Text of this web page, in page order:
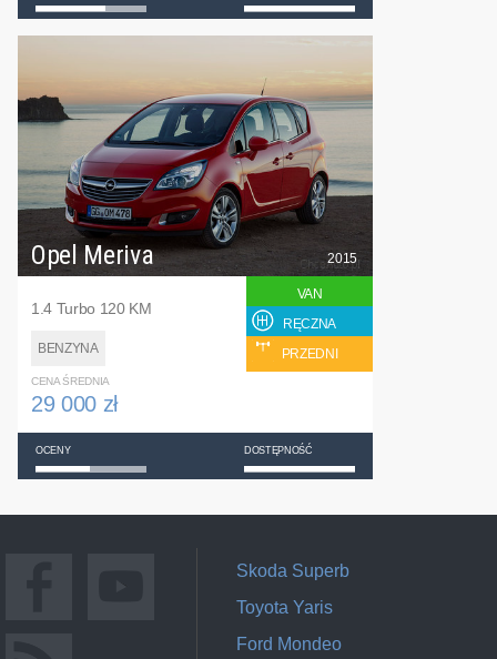
Opel Meriva
1.4 Turbo 120 KM
BENZYNA
2015
VAN
RĘCZNA
PRZEDNI
CENA ŚREDNIA
29 000 zł
OCENY DOSTĘPNOŚĆ
Skoda Superb
Toyota Yaris
Ford Mondeo